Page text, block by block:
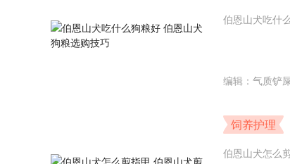
伯恩山犬吃什
编辑：气质铲
饲养护理
伯恩山犬怎么